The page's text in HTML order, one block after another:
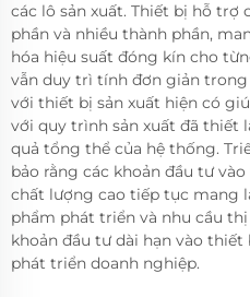
các lô sản xuất. Thiết bị hỗ
phần và nhiều thành phần,
hóa hiệu suất đóng kín cho
vẫn duy trì tính đơn giản
với thiết bị sản xuất hiện có
với quy trình sản xuất đã thiết
quả tổng thể của hệ thống.
bảo rằng các khoản đầu tư
chất lượng cao tiếp tục mang
phẩm phát triển và nhu cầu
khoản đầu tư dài hạn vào
phát triển doanh nghiệp.